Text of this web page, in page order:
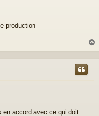
production
a
en accord avec ce qui doit